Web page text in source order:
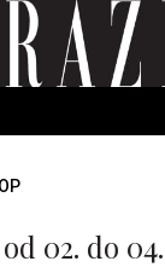
02. do